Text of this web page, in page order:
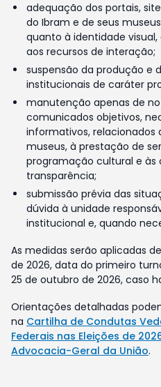
adequação dos portais,
do Ibram e de seus
quanto à identidade
aos recursos de interação;
suspensão da produção e
institucionais de caráter
manutenção apenas de
comunicados objetivos,
informativos,
museus, à prestação de
programação cultural e às
transparência;
submissão prévia das
dúvida à unidade
institucional e, quando
As medidas serão aplicadas
de 2026, data do primeiro
25 de outubro de 2026, caso
Orientações detalhadas
na Cartilha de Condutas
Federais nas Eleições de
Advocacia-Geral da União.